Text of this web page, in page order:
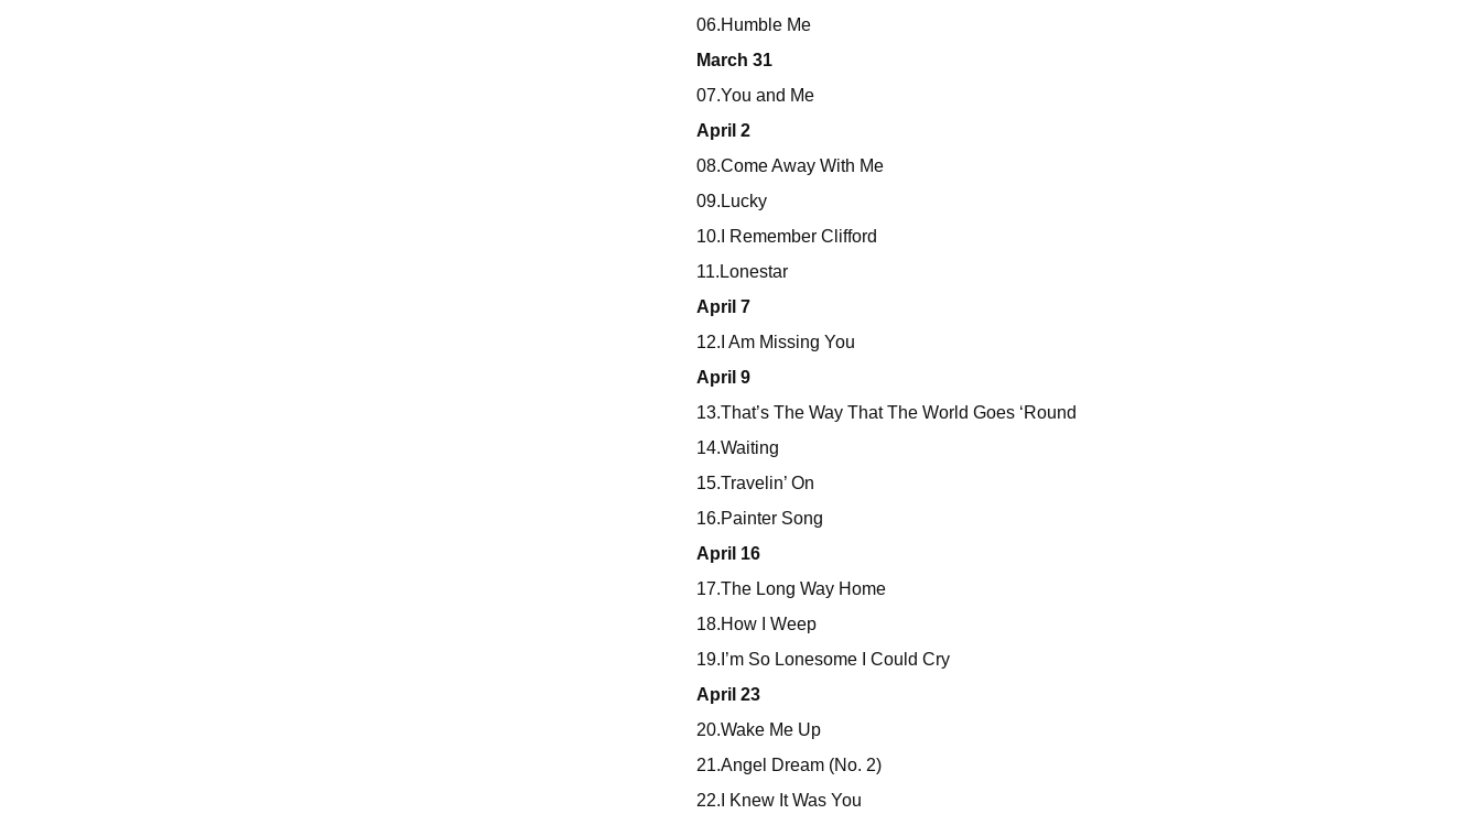
06.Humble Me
March 31
07.You and Me
April 2
08.Come Away With Me
09.Lucky
10.I Remember Clifford
11.Lonestar
April 7
12.I Am Missing You
April 9
13.That’s The Way That The World Goes ‘Round
14.Waiting
15.Travelin’ On
16.Painter Song
April 16
17.The Long Way Home
18.How I Weep
19.I’m So Lonesome I Could Cry
April 23
20.Wake Me Up
21.Angel Dream (No. 2)
22.I Knew It Was You